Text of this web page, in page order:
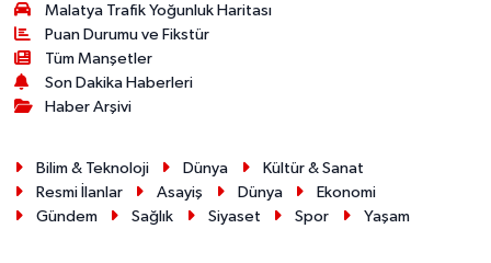
Malatya Trafik Yoğunluk Haritası
Puan Durumu ve Fikstür
Tüm Manşetler
Son Dakika Haberleri
Haber Arşivi
Bilim & Teknoloji Dünya
Kültür & Sanat
Resmi İlanlar
Asayiş Dünya
Ekonomi
Gündem
Sağlık Siyaset Spor Yaşam